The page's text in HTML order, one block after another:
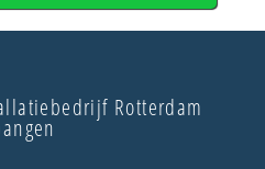
Rotterdam